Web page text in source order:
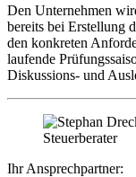
Den Unternehmen
bereits bei Erstellung
den konkreten
laufende
Diskussions- und
Ihr Ansprechpartner: